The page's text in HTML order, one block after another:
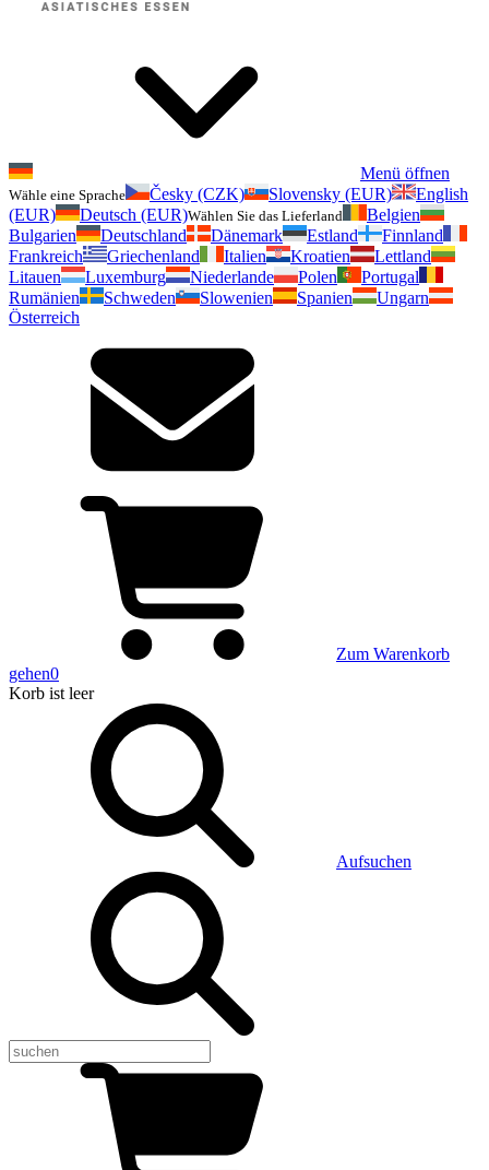
Menü öffnen
Wähle eine Sprache Česky (CZK) Slovensky (EUR)
English
(EUR)
Deutsch (EUR)Wählen Sie das Lieferland
Belgien
Bulgarien
Deutschland Dänemark Estland
Finnland
Frankreich
Griechenland Italien Kroatien
Lettland
Litauen
Luxemburg Niederlande Polen
Portugal
Rumänien
Schweden Slowenien Spanien
Ungarn
Österreich
Zum Warenkorb
gehen0
Korb ist leer
Aufsuchen